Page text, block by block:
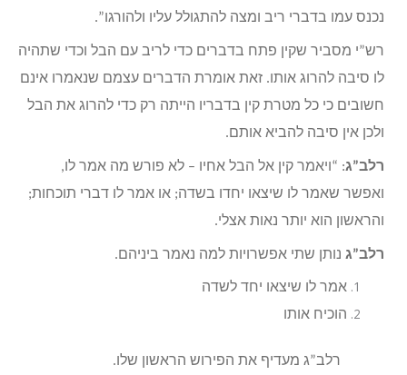
נכנס עמו בדברי ריב ומצה להתגולל עליו ולהורגו”.
רש”י מסביר שקין פתח בדברים כדי לריב עם הבל וכדי שתהיה
לו סיבה להרוג אותו. זאת אומרת הדברים עצמם שנאמרו אינם
חשובים כי כל מטרת קין בדבריו הייתה רק כדי להרוג את הבל
ולכן אין סיבה להביא אותם.
רלב”ג: “ויאמר קין אל הבל אחיו – לא פורש מה אמר לו,
ואפשר שאמר לו שיצאו יחדו בשדה; או אמר לו דברי תוכחות;
והראשון הוא יותר נאות אצלי.
רלב”ג נותן שתי אפשרויות למה נאמר ביניהם.
אמר לו שיצאו יחד לשדה
הוכיח אותו
רלב”ג מעדיף את הפירוש הראשון שלו.